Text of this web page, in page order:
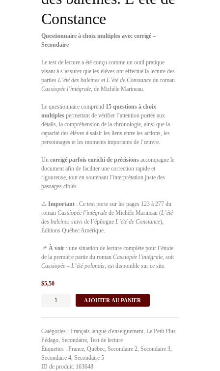
Constance
Questionnaire à choix multiples avec corrigé –
Secondaire
Le test de lecture a été conçu comme un outil pratique
visant à s’assurer que les élèves ont effectué la lecture des
parties L’été des baleines et L’été de Constance du roman
Cassiopée l’intégrale , de Michèle Marineau.
Le questionnaire comprend 15 questions à choix
multiples permettant de vérifier l’attention portée aux
détails, la compréhension de la chronologie, ainsi que la
capacité des élèves à saisir les liens entre les actions, les
personnages et les moments importants de l’œuvre.
Un corrigé parfois enrichi de précisions accompagne le
document afin de faciliter une correction rapide et
rigoureuse, tout en soutenant l’interprétation juste des
passages ciblés.
⚠️ Important : Ce test porte sur les pages 123 à 277 du
roman Cassiopée l’intégrale de Michèle Marineau (L’été
des baleines suivi de l’épilogue L’été de Constance),
Éditions Québec Amérique.
📌 À voir : une situation de lecture complète pour l’étude
de la première partie du roman Cassiopée l’intégrale , soit
Cassiopée – L’été polonais, est disponible sur ce site.
$5,50
quantité
corrigé.
L'été
des
baleines.
L'été
AJOUTER AU PANIER
Catégories : Français langue d'enseignement, Le Petit Plus
Pédago, Secondaire, Test de lecture
Étiquettes : France, Québec, Secondaire 2, Secondaire 3,
Secondaire 4, Secondaire 5
ID de produit: 163648